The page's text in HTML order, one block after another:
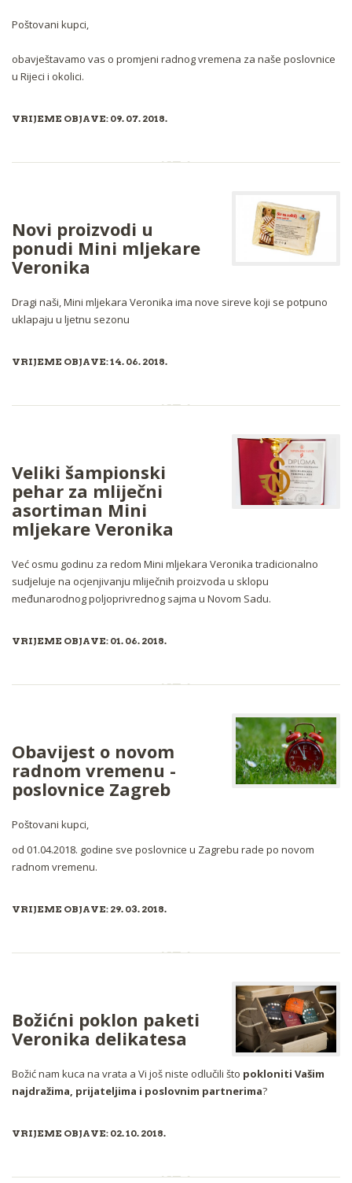
Poštovani kupci,
obavještavamo vas o promjeni radnog vremena za naše poslovnice
u Rijeci i okolici.
VRIJEME OBJAVE: 09. 07. 2018.
Novi proizvodi u
ponudi Mini mljekare
Veronika
Dragi naši, Mini mljekara Veronika ima nove sireve koji se potpuno
uklapaju u ljetnu sezonu
VRIJEME OBJAVE: 14. 06. 2018.
Veliki šampionski
pehar za mliječni
asortiman Mini
mljekare Veronika
Već osmu godinu za redom Mini mljekara Veronika tradicionalno
sudjeluje na ocjenjivanju mliječnih proizvoda u sklopu
međunarodnog poljoprivrednog sajma u Novom Sadu.
VRIJEME OBJAVE: 01. 06. 2018.
Obavijest o novom
radnom vremenu -
poslovnice Zagreb
Poštovani kupci,
od 01.04.2018. godine sve poslovnice u Zagrebu rade po novom
radnom vremenu.
VRIJEME OBJAVE: 29. 03. 2018.
Božićni poklon paketi
Veronika delikatesa
Božić nam kuca na vrata a Vi još niste odlučili što pokloniti Vašim
najdražima, prijateljima i poslovnim partnerima?
VRIJEME OBJAVE: 02. 10. 2018.